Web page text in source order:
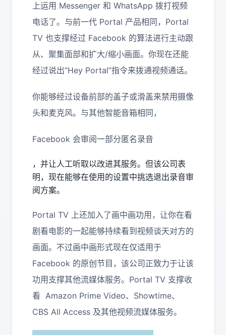
上运用 Messenger 和 WhatsApp 拨打视频
电话了。与前一代 Portal 产品相同，Portal
TV 也支撑经过 Facebook 的算法进行主动跟
从、聚集面部和扩大/缩小画面。你现在还能
经过说出“Hey Portal”指令来拨通视频通话。
你能够经过设备前部的盖子或滑盖来禁用摄像
头和麦克风。与其他智能音箱相同，
Facebook 会审阅一部分匿名录音
，并让人工听取以改进其服务。但该公司表
明，现在能够在使用的设置中挑选退出录音审
阅方案。
Portal TV 上还加入了画中画功用，让你在看
剧看电影的一起能够持续看到视频谈天对方的
画面。不过画中画形式现在仅适用于
Facebook 的原创节目，该公司正致力于让该
功用支撑其他流媒体服务。Portal TV 支撑收
看 Amazon Prime Video、Showtime、
CBS All Access 及其他视频流媒体服务。